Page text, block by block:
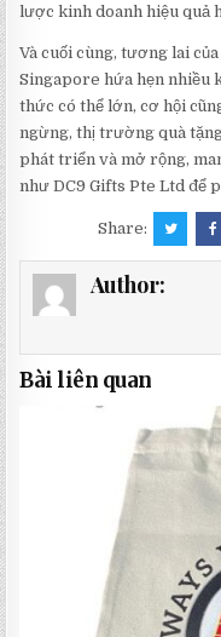
lược kinh doanh hiệu quả
Và cuối cùng, tương lai
Singapore hứa hẹn nhiều
thức có thể lớn, cơ hội
ngừng, thị trường quà
phát triển và mở rộng,
như DC9 Gifts Pte Ltd để
Share:
Author:
Bài liên quan